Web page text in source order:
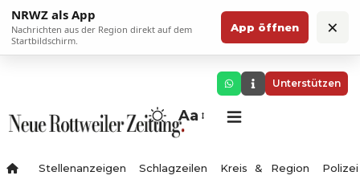
NRWZ als App
Nachrichten aus der Region direkt auf dem
Startbildschirm.
App öffnen ×
Unterstützen
Aa
Stellenanzeigen Schlagzeilen Kreis & Region Polizei